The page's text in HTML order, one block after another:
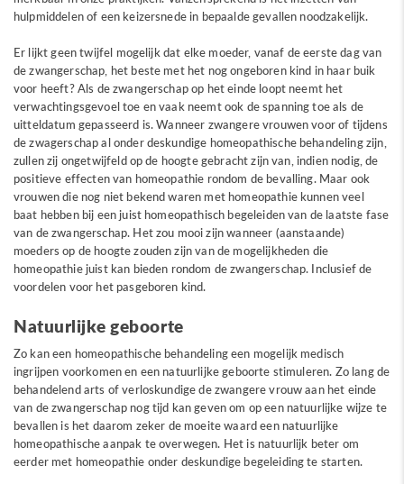
hulpmiddelen of een keizersnede in bepaalde gevallen noodzakelijk.
Er lijkt geen twijfel mogelijk dat elke moeder, vanaf de eerste dag van
de zwangerschap, het beste met het nog ongeboren kind in haar buik
voor heeft? Als de zwangerschap op het einde loopt neemt het
verwachtingsgevoel toe en vaak neemt ook de spanning toe als de
uitteldatum gepasseerd is. Wanneer zwangere vrouwen voor of tijdens
de zwagerschap al onder deskundige homeopathische behandeling zijn,
zullen zij ongetwijfeld op de hoogte gebracht zijn van, indien nodig, de
positieve effecten van homeopathie rondom de bevalling. Maar ook
vrouwen die nog niet bekend waren met homeopathie kunnen veel
baat hebben bij een juist homeopathisch begeleiden van de laatste fase
van de zwangerschap. Het zou mooi zijn wanneer (aanstaande)
moeders op de hoogte zouden zijn van de mogelijkheden die
homeopathie juist kan bieden rondom de zwangerschap. Inclusief de
voordelen voor het pasgeboren kind.
Natuurlijke geboorte
Zo kan een homeopathische behandeling een mogelijk medisch
ingrijpen voorkomen en een natuurlijke geboorte stimuleren. Zo lang de
behandelend arts of verloskundige de zwangere vrouw aan het einde
van de zwangerschap nog tijd kan geven om op een natuurlijke wijze te
bevallen is het daarom zeker de moeite waard een natuurlijke
homeopathische aanpak te overwegen. Het is natuurlijk beter om
eerder met homeopathie onder deskundige begeleiding te starten.